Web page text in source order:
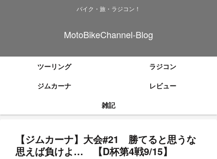
バイク・旅・ラジコン！
MotoBikeChannel-Blog
ツーリング
ラジコン
ジムカーナ
レビュー
雑記
【ジムカーナ】大会#21 勝てると思うな
思えば負けよ… 【D杯第4戦9/15】